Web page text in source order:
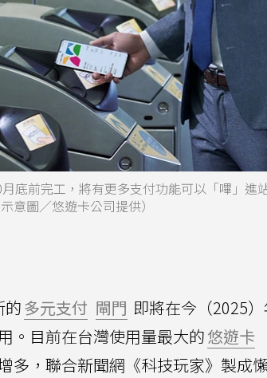
底前完工，將有更多支付功能可以「嗶」進
意圖／悠遊卡公司提供）
的多元支付 閘門 即將在今（2025
。目前在台灣使用量最大的悠遊卡
多，聯合新聞網《科技玩家》製成